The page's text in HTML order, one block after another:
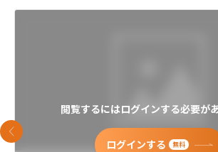
閲覧するにはログインする必要があ
ログインする 無料
前のスライド